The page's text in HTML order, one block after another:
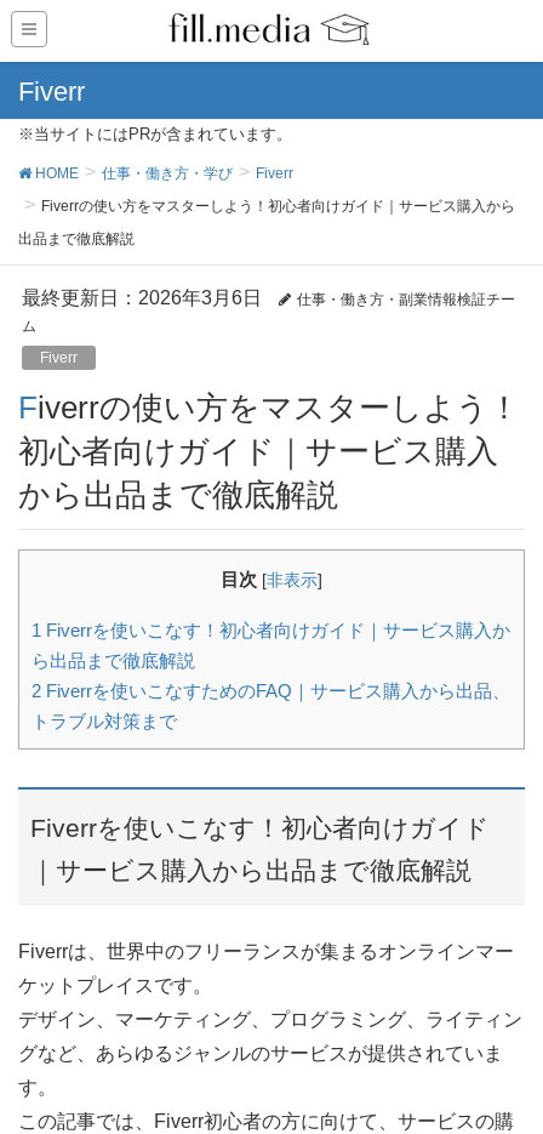
Fiverr
※当サイトにはPRが含まれています。
HOME 仕事・働き方・学び
Fiverr
Fiverrの使い方をマスターしよう！初心者向けガイド｜サービス購入から
出品まで徹底解説
最終更新日：2026年3月6日
仕事・働き方・副業情報検証チー
ム
Fiverr
Fiverrの使い方をマスターしよう！
初心者向けガイド｜サービス購入
から出品まで徹底解説
目次 [非表示]
1 Fiverrを使いこなす！初心者向けガイド｜サービス購入か
ら出品まで徹底解説
2 Fiverrを使いこなすためのFAQ｜サービス購入から出品、
トラブル対策まで
Fiverrを使いこなす！初心者向けガイド
｜サービス購入から出品まで徹底解説
Fiverrは、世界中のフリーランスが集まるオンラインマー
ケットプレイスです。
デザイン、マーケティング、プログラミング、ライティン
グなど、あらゆるジャンルのサービスが提供されていま
す。
この記事では、Fiverr初心者の方に向けて、サービスの購